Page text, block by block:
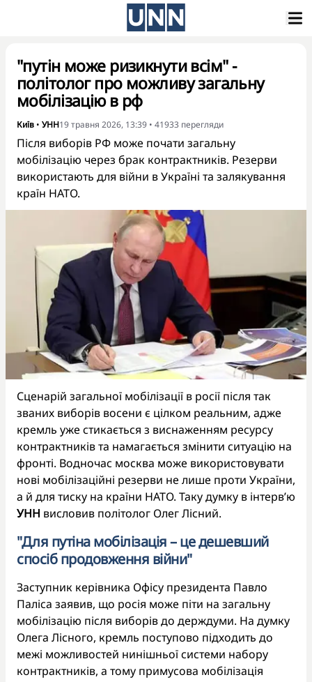
"путін може ризикнути всім" -
політолог про можливу загальну
мобілізацію в рф
Київ • УНН19 травня 2026, 13:39 • 41933 перегляди
Після виборів РФ може почати загальну
мобілізацію через брак контрактників. Резерви
використають для війни в Україні та залякування
країн НАТО.
Сценарій загальної мобілізації в росії після так
званих виборів восени є цілком реальним, адже
кремль уже стикається з виснаженням ресурсу
контрактників та намагається змінити ситуацію на
фронті. Водночас москва може використовувати
нові мобілізаційні резерви не лише проти України,
а й для тиску на країни НАТО. Таку думку в інтерв’ю
УНН висловив політолог Олег Лісний.
"Для путіна мобілізація – це дешевший
спосіб продовження війни"
Заступник керівника Офісу президента Павло
Паліса заявив, що росія може піти на загальну
мобілізацію після виборів до держдуми. На думку
Олега Лісного, кремль поступово підходить до
межі можливостей нинішньої системи набору
контрактників, а тому примусова мобілізація